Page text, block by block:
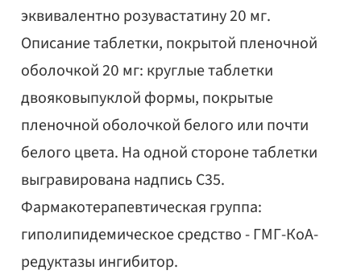
эквивалентно розувастатину 20 мг.
Описание таблетки, покрытой пленочной
оболочкой 20 мг: круглые таблетки
двояковыпуклой формы, покрытые
пленочной оболочкой белого или почти
белого цвета. На одной стороне таблетки
выгравирована надпись C35.
Фармакотерапевтическая группа:
гиполипидемическое средство - ГМГ-КоА-
редуктазы ингибитор.